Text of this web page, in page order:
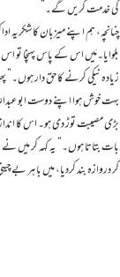
کی خدمت کریں گے۔”
چنانچہ، ہم اپنے میزبان کا
بلوایا۔مَیں اس کے پاس پہنچا تو
زیادہ نیکی کرنے کا حق دار ہوں۔”
بہت خوش ہوا اپنے دوست ابو
بڑی مصیبت توڑ دی ہو۔ اس کا
بات بتاتا ہوں۔” یہ کہہ کر میں نے
کر دروازہ بند کردیا، میں باہر بے